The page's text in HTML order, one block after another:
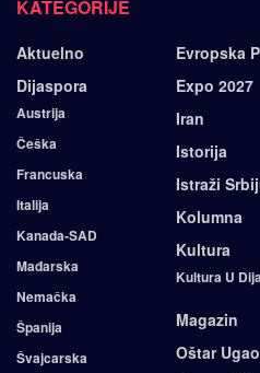
KATEGORIJE
Aktuelno
Dijaspora
Austrija
Češka
Francuska
Italija
Kanada-SAD
Mađarska
Nemačka
Španija
Švajcarska
Evropska
Expo 2027
Iran
Istorija
Istraži
Kolumna
Kultura
Kultura U
Magazin
Oštar Ugao